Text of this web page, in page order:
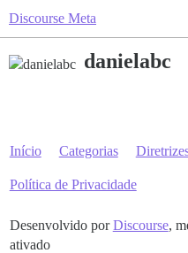
Discourse Meta
danielabc
Início Categorias
Política de Privacidade
Desenvolvido porDiscourse,
ativado